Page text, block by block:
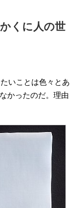
くに人の世
いことは色々とあ
かったのだ。理由